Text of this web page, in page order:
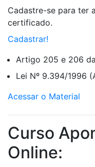
Cadastre-se para ter
certificado.
Cadastrar!
Artigo 205 e 206
Lei Nº 9.394/1996
Acessar o Material
Curso
Online: